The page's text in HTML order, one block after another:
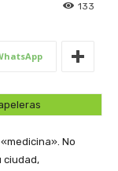
133
No
ciudad,